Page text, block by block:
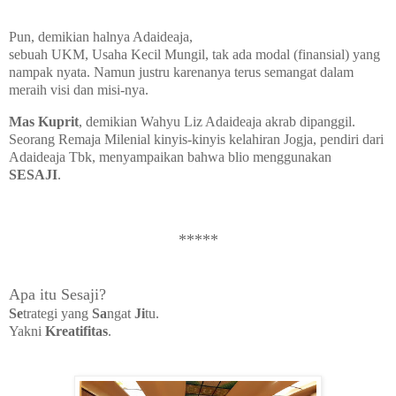
Pun, demikian halnya Adaideaja,
sebuah UKM, Usaha Kecil Mungil, tak ada modal (finansial) yang
nampak nyata. Namun justru karenanya terus semangat dalam
meraih visi dan misi-nya.
Mas Kuprit, demikian Wahyu Liz Adaideaja akrab dipanggil.
Seorang Remaja Milenial kinyis-kinyis kelahiran Jogja, pendiri dari
Adaideaja Tbk, menyampaikan bahwa blio menggunakan
SESAJI.
*****
Apa itu Sesaji?
Setrategi yang Sangat Jitu.
Yakni Kreatifitas.